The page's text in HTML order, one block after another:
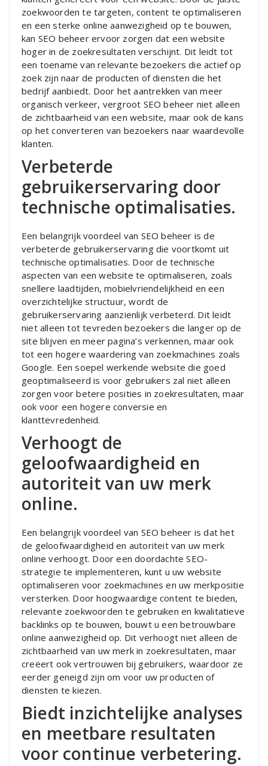
zoekwoorden te targeten, content te optimaliseren
en een sterke online aanwezigheid op te bouwen,
kan SEO beheer ervoor zorgen dat een website
hoger in de zoekresultaten verschijnt. Dit leidt tot
een toename van relevante bezoekers die actief op
zoek zijn naar de producten of diensten die het
bedrijf aanbiedt. Door het aantrekken van meer
organisch verkeer, vergroot SEO beheer niet alleen
de zichtbaarheid van een website, maar ook de kans
op het converteren van bezoekers naar waardevolle
klanten.
Verbeterde
gebruikerservaring door
technische optimalisaties.
Een belangrijk voordeel van SEO beheer is de
verbeterde gebruikerservaring die voortkomt uit
technische optimalisaties. Door de technische
aspecten van een website te optimaliseren, zoals
snellere laadtijden, mobielvriendelijkheid en een
overzichtelijke structuur, wordt de
gebruikerservaring aanzienlijk verbeterd. Dit leidt
niet alleen tot tevreden bezoekers die langer op de
site blijven en meer pagina’s verkennen, maar ook
tot een hogere waardering van zoekmachines zoals
Google. Een soepel werkende website die goed
geoptimaliseerd is voor gebruikers zal niet alleen
zorgen voor betere posities in zoekresultaten, maar
ook voor een hogere conversie en
klanttevredenheid.
Verhoogt de
geloofwaardigheid en
autoriteit van uw merk
online.
Een belangrijk voordeel van SEO beheer is dat het
de geloofwaardigheid en autoriteit van uw merk
online verhoogt. Door een doordachte SEO-
strategie te implementeren, kunt u uw website
optimaliseren voor zoekmachines en uw merkpositie
versterken. Door hoogwaardige content te bieden,
relevante zoekwoorden te gebruiken en kwalitatieve
backlinks op te bouwen, bouwt u een betrouwbare
online aanwezigheid op. Dit verhoogt niet alleen de
zichtbaarheid van uw merk in zoekresultaten, maar
creëert ook vertrouwen bij gebruikers, waardoor ze
eerder geneigd zijn om voor uw producten of
diensten te kiezen.
Biedt inzichtelijke analyses
en meetbare resultaten
voor continue verbetering.